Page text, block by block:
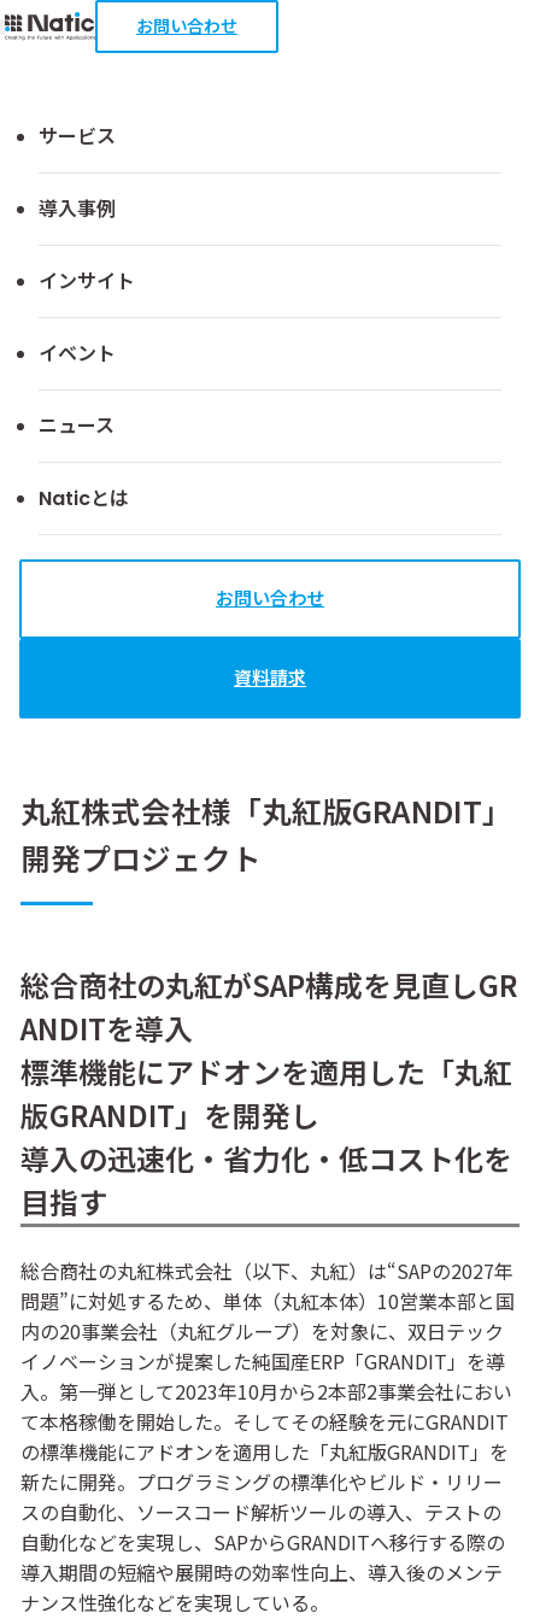
お問い合わせ
サービス
導入事例
インサイト
イベント
ニュース
Naticとは
お問い合わせ
資料請求
経営資源を管理・可視化
GRANDIT
「GRANDIT」コンソーシアムの立ち上げ企業として大手
商社グループを中心に実績を拡大。
そのノウハウを「Natic Trade Master with GRANDIT」と
して提供します。
丸紅株式会社様「丸紅版GRANDIT」
開発プロジェクト
総合商社の丸紅がSAP構成を見直しGR
ANDITを導入
標準機能にアドオンを適用した「丸紅
版GRANDIT」を開発し
導入の迅速化・省力化・低コスト化を
目指す
総合商社の丸紅株式会社（以下、丸紅）は“SAPの2027年
問題”に対処するため、単体（丸紅本体）10営業本部と国
内の20事業会社（丸紅グループ）を対象に、双日テック
イノベーションが提案した純国産ERP「GRANDIT」を導
入。第一弾として2023年10月から2本部2事業会社におい
て本格稼働を開始した。そしてその経験を元にGRANDIT
の標準機能にアドオンを適用した「丸紅版GRANDIT」を
新たに開発。プログラミングの標準化やビルド・リリー
スの自動化、ソースコード解析ツールの導入、テストの
自動化などを実現し、SAPからGRANDITへ移行する際の
導入期間の短縮や展開時の効率性向上、導入後のメンテ
ナンス性強化などを実現している。